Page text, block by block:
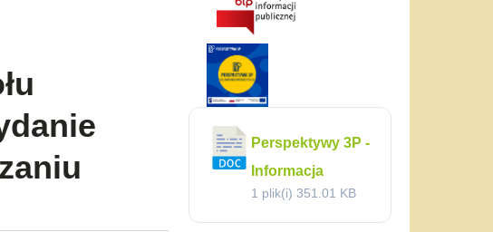
Perspektywy 3P -
Informacja
1 plik(i) 351.01 KB